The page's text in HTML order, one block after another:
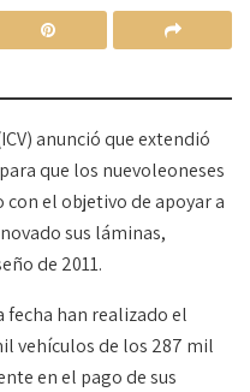
anunció que extendió
que los nuevoleoneses
el objetivo de apoyar a
sus láminas,
de 2011.
fecha han realizado el
vehículos de los 287 mil
en el pago de sus